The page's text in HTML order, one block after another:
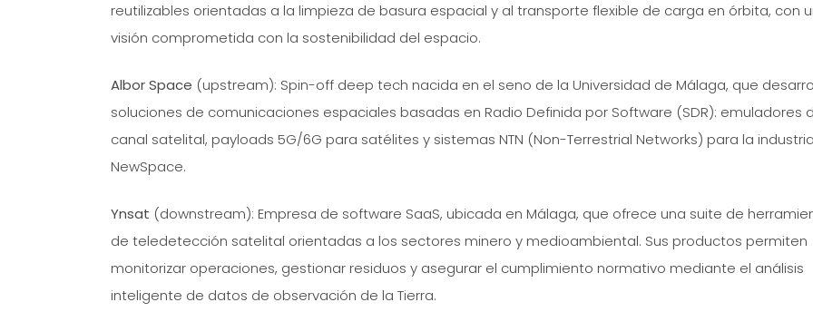
reutilizables orientadas a la limpieza de basura espacial y al transporte flexible de carga en órbita, con
visión comprometida con la sostenibilidad del espacio.
Albor Space (upstream): Spin-off deep tech nacida en el seno de la Universidad de Málaga, que
soluciones de comunicaciones espaciales basadas en Radio Definida por Software (SDR): emuladores
canal satelital, payloads 5G/6G para satélites y sistemas NTN (Non-Terrestrial Networks) para la
NewSpace.
Ynsat (downstream): Empresa de software SaaS, ubicada en Málaga, que ofrece una suite de
de teledetección satelital orientadas a los sectores minero y medioambiental. Sus productos permiten
monitorizar operaciones, gestionar residuos y asegurar el cumplimiento normativo mediante el análisis
inteligente de datos de observación de la Tierra.